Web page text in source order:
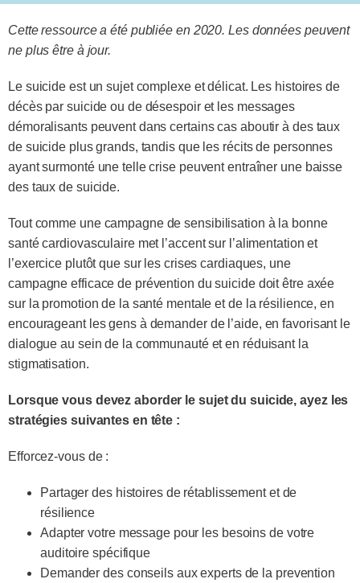
Cette ressource a été publiée en 2020. Les données peuvent
ne plus être à jour.
Le suicide est un sujet complexe et délicat. Les histoires de
décès par suicide ou de désespoir et les messages
démoralisants peuvent dans certains cas aboutir à des taux
de suicide plus grands, tandis que les récits de personnes
ayant surmonté une telle crise peuvent entraîner une baisse
des taux de suicide.
Tout comme une campagne de sensibilisation à la bonne
santé cardiovasculaire met l’accent sur l’alimentation et
l’exercice plutôt que sur les crises cardiaques, une
campagne efficace de prévention du suicide doit être axée
sur la promotion de la santé mentale et de la résilience, en
encourageant les gens à demander de l’aide, en favorisant le
dialogue au sein de la communauté et en réduisant la
stigmatisation.
Lorsque vous devez aborder le sujet du suicide, ayez les
stratégies suivantes en tête :
Efforcez-vous de :
Partager des histoires de rétablissement et de
résilience
Adapter votre message pour les besoins de votre
auditoire spécifique
Demander des conseils aux experts de la prevention